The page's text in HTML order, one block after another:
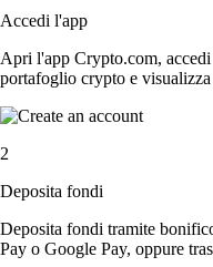
Accedi l'app
Apri l'app Crypto.com,
portafoglio crypto e
2
Deposita fondi
Deposita fondi tramite
Pay o Google Pay, oppure